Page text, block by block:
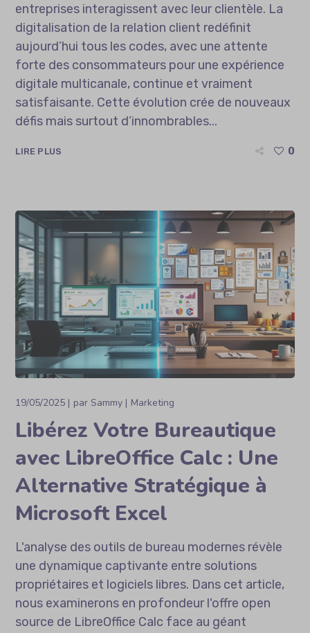
entreprises interagissent avec leur clientèle. La
digitalisation de la relation client redéfinit
aujourd’hui tous les codes, avec une attente
forte des consommateurs pour une expérience
digitale multicanale, continue et vraiment
satisfaisante. Cette évolution crée de nouveaux
défis mais surtout d’innombrables...
LIRE PLUS 0
19/05/2025 parSammy Marketing
Libérez Votre Bureautique
avec LibreOffice Calc : Une
Alternative Stratégique à
Microsoft Excel
L'analyse des outils de bureau modernes révèle
une dynamique captivante entre solutions
propriétaires et logiciels libres. Dans cet article,
nous examinerons en profondeur l'offre open
source de LibreOffice Calc face au géant